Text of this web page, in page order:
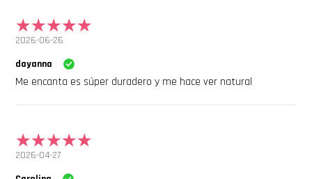
2026-06-26
dayanna
Me encanta es súper duradero y me hace ver natural
2026-04-27